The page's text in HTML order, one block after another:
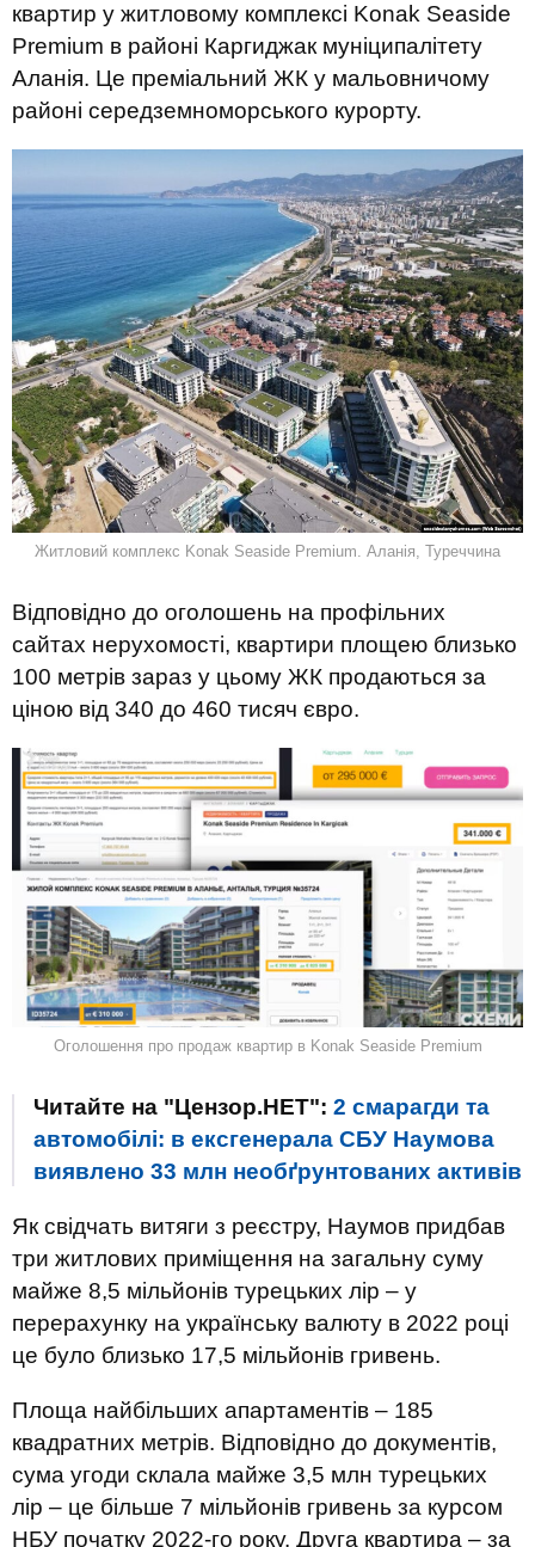
квартир у житловому комплексі Konak Seaside
Premium в районі Каргиджак муніципалітету
Аланія. Це преміальний ЖК у мальовничому
районі середземноморського курорту.
Житловий комплекс Konak Seaside Premium. Аланія, Туреччина
Відповідно до оголошень на профільних
сайтах нерухомості, квартири площею близько
100 метрів зараз у цьому ЖК продаються за
ціною від 340 до 460 тисяч євро.
Оголошення про продаж квартир в Konak Seaside Premium
Читайте на "Цензор.НЕТ": 2 смарагди та
автомобілі: в ексгенерала СБУ Наумова
виявлено 33 млн необґрунтованих активів
Як свідчать витяги з реєстру, Наумов придбав
три житлових приміщення на загальну суму
майже 8,5 мільйонів турецьких лір – у
перерахунку на українську валюту в 2022 році
це було близько 17,5 мільйонів гривень.
Площа найбільших апартаментів – 185
квадратних метрів. Відповідно до документів,
сума угоди склала майже 3,5 млн турецьких
лір – це більше 7 мільйонів гривень за курсом
НБУ початку 2022-го року. Друга квартира – за